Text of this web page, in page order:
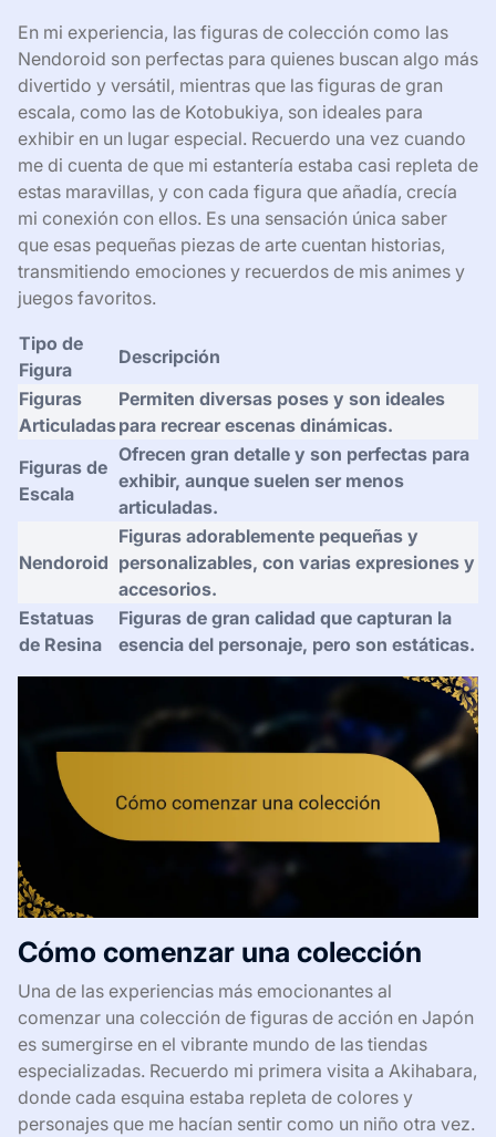
En mi experiencia, las figuras de colección como las
Nendoroid son perfectas para quienes buscan algo más
divertido y versátil, mientras que las figuras de gran
escala, como las de Kotobukiya, son ideales para
exhibir en un lugar especial. Recuerdo una vez cuando
me di cuenta de que mi estantería estaba casi repleta de
estas maravillas, y con cada figura que añadía, crecía
mi conexión con ellos. Es una sensación única saber
que esas pequeñas piezas de arte cuentan historias,
transmitiendo emociones y recuerdos de mis animes y
juegos favoritos.
Tipo de
Figura
Descripción
Figuras
Articuladas
Permiten diversas poses y son ideales
para recrear escenas dinámicas.
Figuras de
Escala
Ofrecen gran detalle y son perfectas para
exhibir, aunque suelen ser menos
articuladas.
Nendoroid
Figuras adorablemente pequeñas y
personalizables, con varias expresiones y
accesorios.
Estatuas
de Resina
Figuras de gran calidad que capturan la
esencia del personaje, pero son estáticas.
Cómo comenzar una colección
Una de las experiencias más emocionantes al
comenzar una colección de figuras de acción en Japón
es sumergirse en el vibrante mundo de las tiendas
especializadas. Recuerdo mi primera visita a Akihabara,
donde cada esquina estaba repleta de colores y
personajes que me hacían sentir como un niño otra vez.